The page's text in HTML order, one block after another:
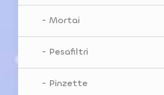
Mortai
Pesafiltri
Pinzette